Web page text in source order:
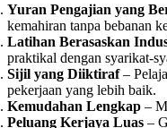
Yuran Pengajian yang
kemahiran tanpa bebanan
Latihan Berasaskan
praktikal dengan syarikat-
Sijil yang Diiktiraf–
pekerjaan yang lebih baik.
Kemudahan Lengkap –
Peluang Kerjaya Luas –